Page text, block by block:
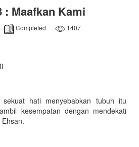
: Maafkan Kami
Completed 1407
hati menyebabkan tubuh itu
kesempatan dengan mendekati